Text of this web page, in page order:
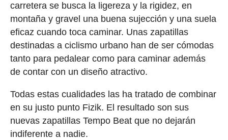
carretera se busca la ligereza y la rigidez, en
montaña y gravel una buena sujección y una suela
eficaz cuando toca caminar. Unas zapatillas
destinadas a ciclismo urbano han de ser cómodas
tanto para pedalear como para caminar además
de contar con un diseño atractivo.
Todas estas cualidades las ha tratado de combinar
en su justo punto Fizik. El resultado son sus
nuevas zapatillas Tempo Beat que no dejarán
indiferente a nadie.